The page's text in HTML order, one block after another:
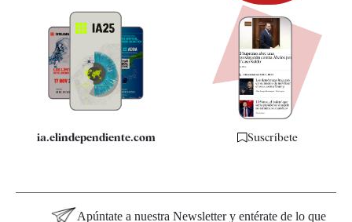
Quiénes somos
Especificaciones
ia.elindependiente.com Suscríbete
Apúntate a nuestra Newsletter y entérate de lo que